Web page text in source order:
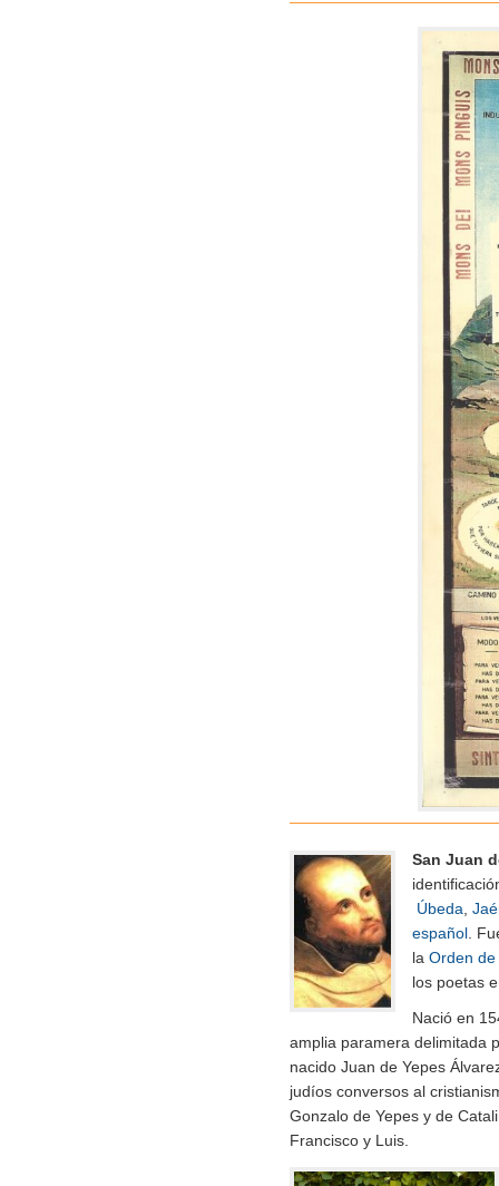
San Juan
Úbeda
español .
la Orden
los poetas
Nació en
amplia paramera delimitada
nacido Juan de Yepes
judíos conversos al
Gonzalo de Yepes y de
Francisco y Luis.